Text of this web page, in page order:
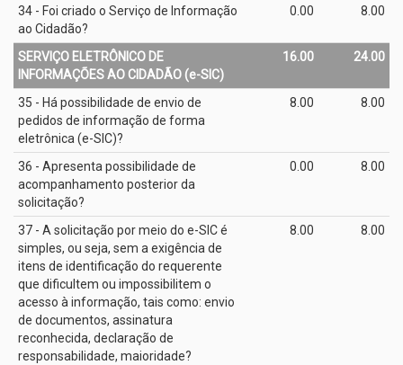
34 - Foi criado o Serviço de Informação
ao Cidadão?
0.00 8.00
SERVIÇO ELETRÔNICO DE
INFORMAÇÕES AO CIDADÃO (e­-SIC)
16.00 24.00
35 - Há possibilidade de envio de
pedidos de informação de forma
eletrônica (e­-SIC)?
8.00 8.00
36 - Apresenta possibilidade de
acompanhamento posterior da
solicitação?
0.00 8.00
37 - A solicitação por meio do e­-SIC é
simples, ou seja, sem a exigência de
itens de identificação do requerente
que dificultem ou impossibilitem o
acesso à informação, tais como: envio
de documentos, assinatura
reconhecida, declaração de
responsabilidade, maioridade?
8.00 8.00